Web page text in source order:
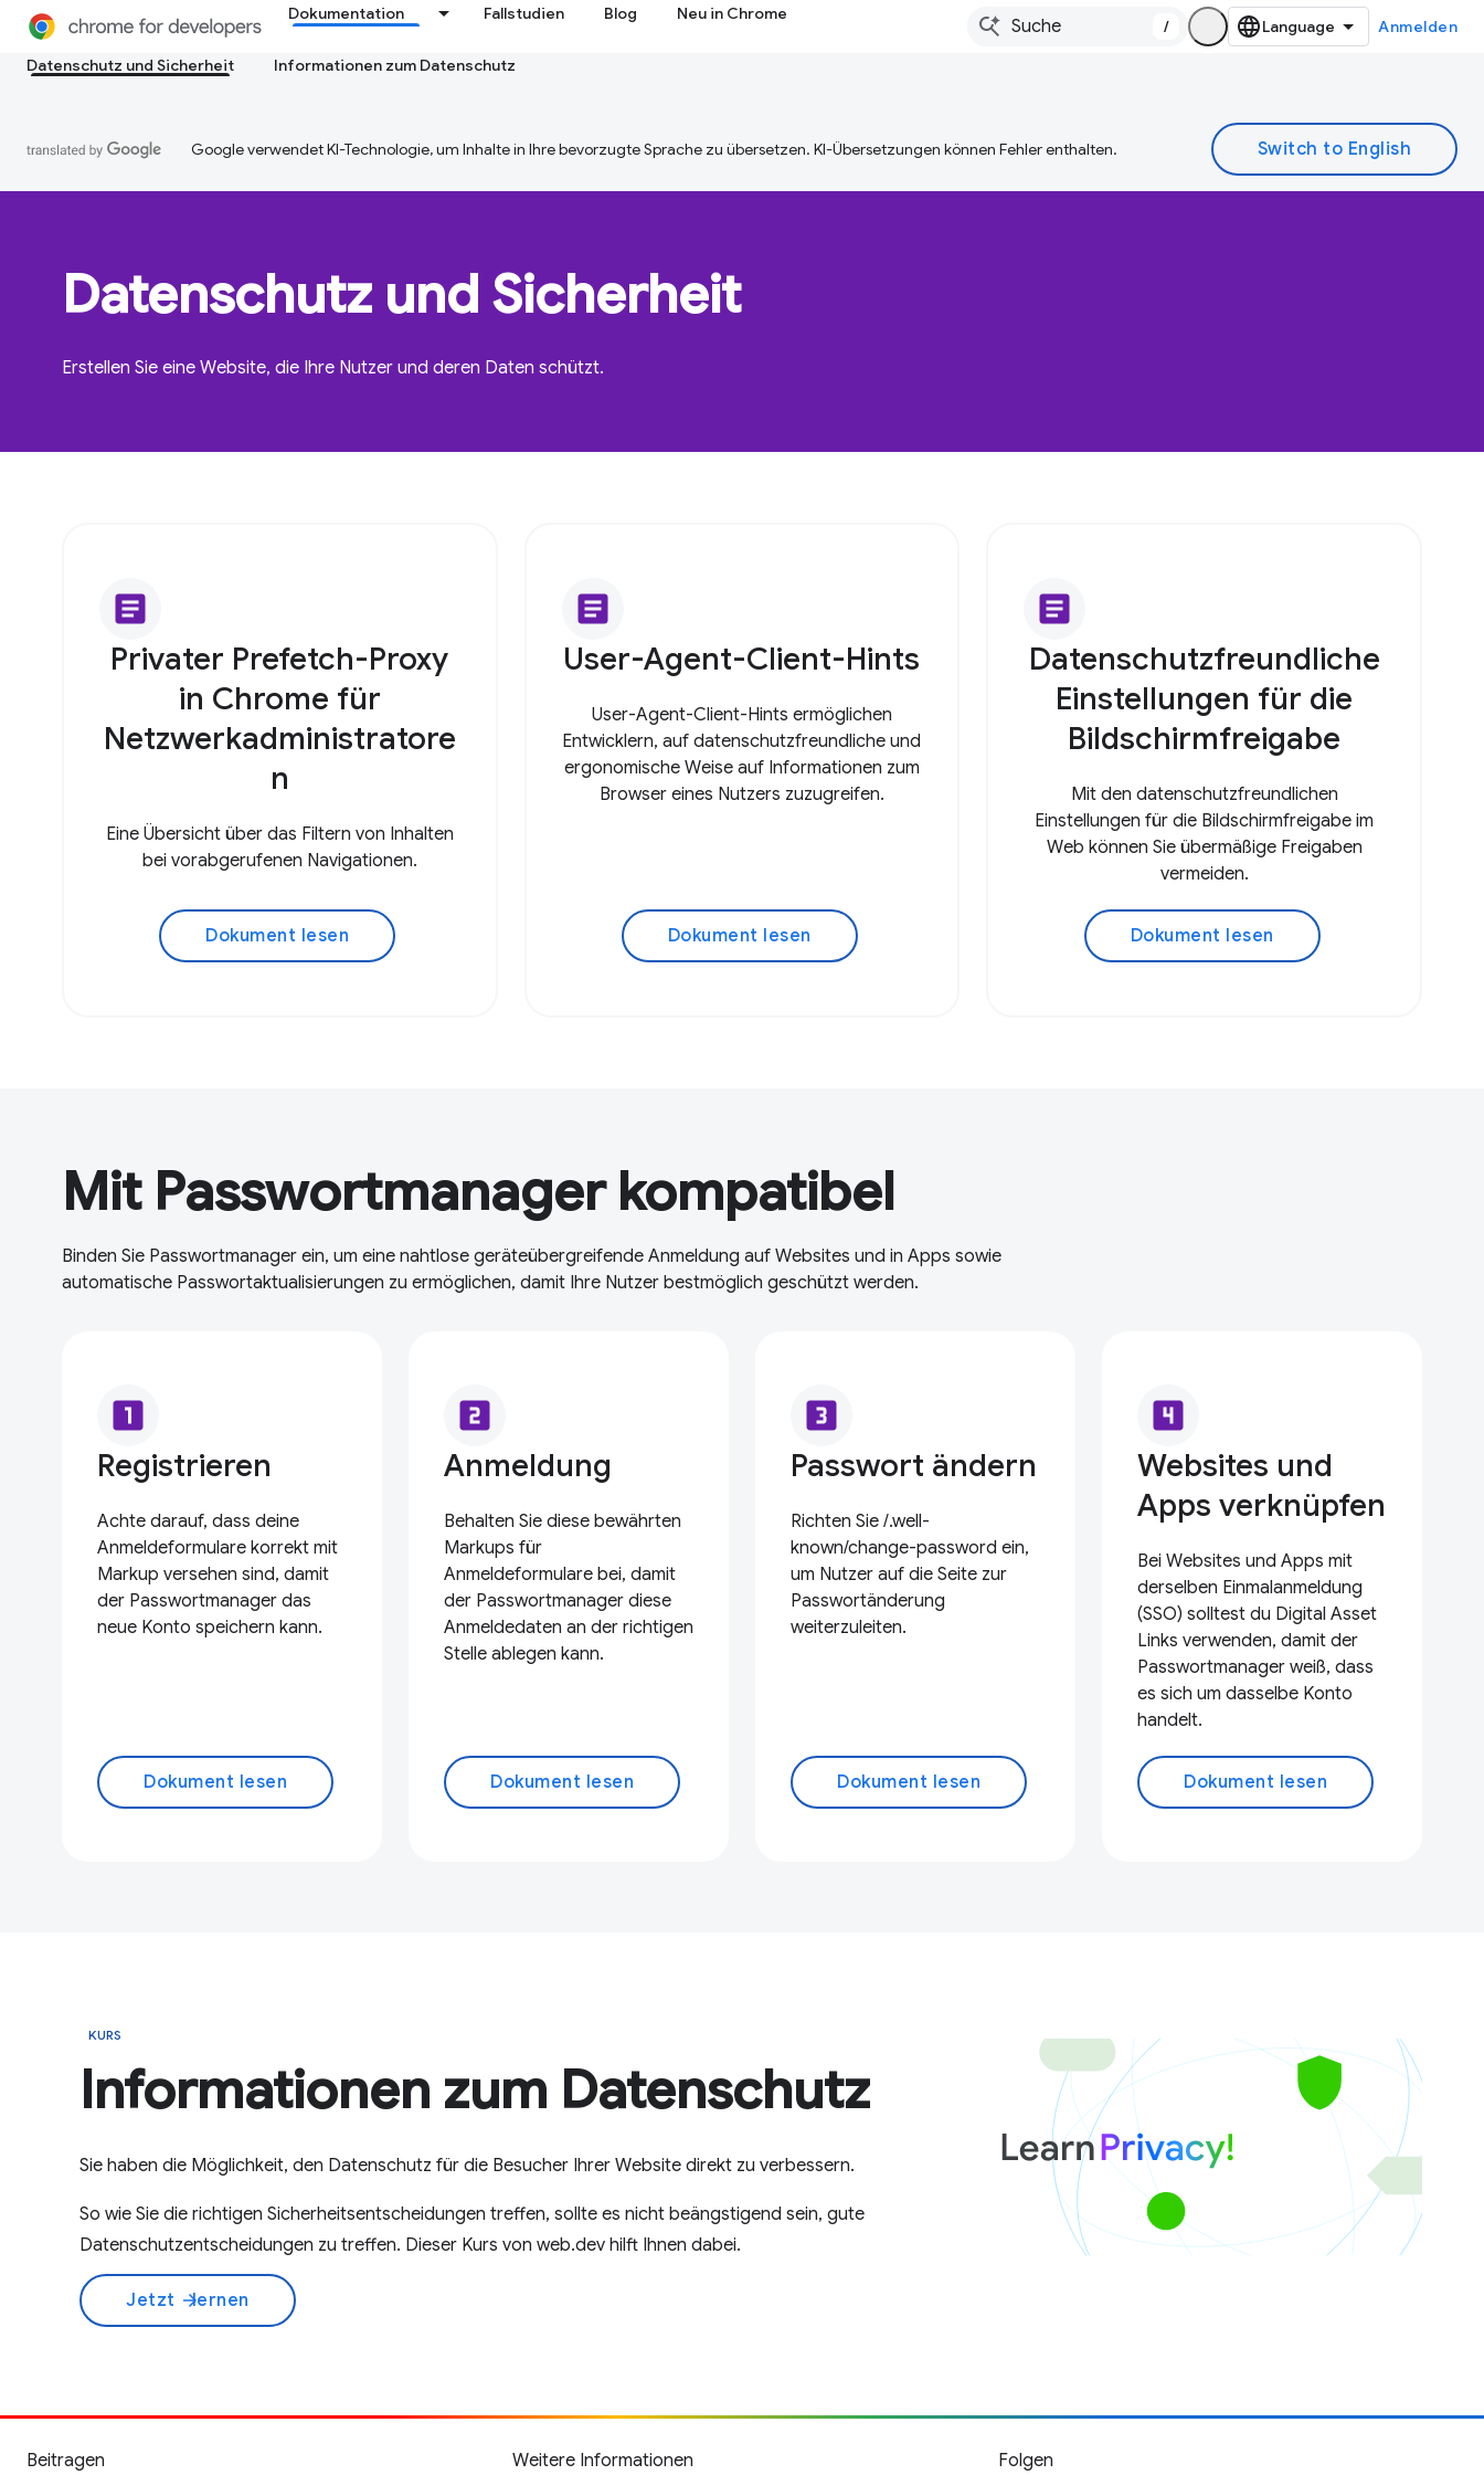
Dokumentation Fallstudien Blog Neu in Chrome
/
Anmelden
Datenschutz und Sicherheit
Informationen zum Datenschutz
Google verwendet KI-Technologie, um Inhalte in Ihre bevorzugte Sprache zu übersetzen. KI-Übersetzungen können Fehler enthalten.
Datenschutz und Sicherheit
Erstellen Sie eine Website, die Ihre Nutzer und deren Daten schützt.
article
Privater Prefetch-Proxy
in Chrome für
Netzwerkadministratore
n
Eine Übersicht über das Filtern von Inhalten
bei vorabgerufenen Navigationen.
Dokument lesen
article
User-Agent-Client-Hints
User-Agent-Client-Hints ermöglichen
Entwicklern, auf datenschutzfreundliche und
ergonomische Weise auf Informationen zum
Browser eines Nutzers zuzugreifen.
Dokument lesen
article
Datenschutzfreundliche
Einstellungen für die
Bildschirmfreigabe
Mit den datenschutzfreundlichen
Einstellungen für die Bildschirmfreigabe im
Web können Sie übermäßige Freigaben
vermeiden.
Dokument lesen
Mit Passwortmanager kompatibel
Binden Sie Passwortmanager ein, um eine nahtlose geräteübergreifende Anmeldung auf Websites und in Apps sowie
automatische Passwortaktualisierungen zu ermöglichen, damit Ihre Nutzer bestmöglich geschützt werden.
looks_one
Registrieren
Achte darauf, dass deine
Anmeldeformulare korrekt mit
Markup versehen sind, damit
der Passwortmanager das
neue Konto speichern kann.
Dokument lesen
looks_two
Anmeldung
Behalten Sie diese bewährten
Markups für
Anmeldeformulare bei, damit
der Passwortmanager diese
Anmeldedaten an der richtigen
Stelle ablegen kann.
Dokument lesen
looks_3
Passwort ändern
Richten Sie /.well-
known/change-password ein,
um Nutzer auf die Seite zur
Passwortänderung
weiterzuleiten.
Dokument lesen
looks_4
Websites und
Apps verknüpfen
Bei Websites und Apps mit
derselben Einmalanmeldung
(SSO) solltest du Digital Asset
Links verwenden, damit der
Passwortmanager weiß, dass
es sich um dasselbe Konto
handelt.
Dokument lesen
KURS
Informationen zum Datenschutz
Sie haben die Möglichkeit, den Datenschutz für die Besucher Ihrer Website direkt zu verbessern.
So wie Sie die richtigen Sicherheitsentscheidungen treffen, sollte es nicht beängstigend sein, gute
Datenschutzentscheidungen zu treffen. Dieser Kurs von web.dev hilft Ihnen dabei.
Jetzt arrow_forward
lernen
Beitragen Weitere Informationen Folgen